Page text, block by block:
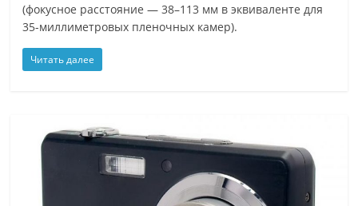
(фокусное расстояние — 38–113 мм в эквиваленте для
35-миллиметровых пленочных камер).
Читать далее